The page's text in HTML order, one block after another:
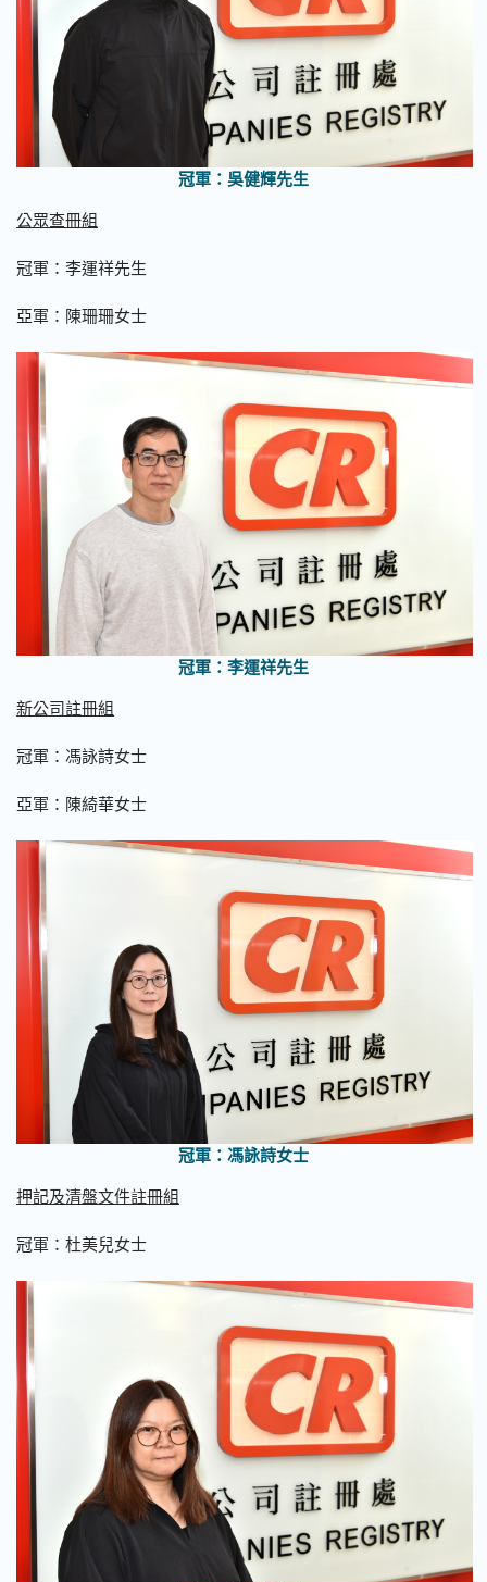
冠軍：吳健輝先生
公眾查冊組
冠軍：李運祥先生
亞軍：陳珊珊女士
冠軍：李運祥先生
新公司註冊組
冠軍：馮詠詩女士
亞軍：陳綺華女士
冠軍：馮詠詩女士
押記及清盤文件註冊組
冠軍：杜美兒女士